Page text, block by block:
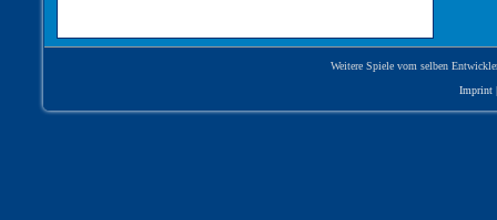
Weitere Spiele vom selben
Imprint